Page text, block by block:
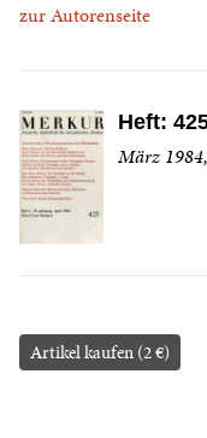
zur Autorenseite
Heft:
März
Artikel kaufen (2 €)